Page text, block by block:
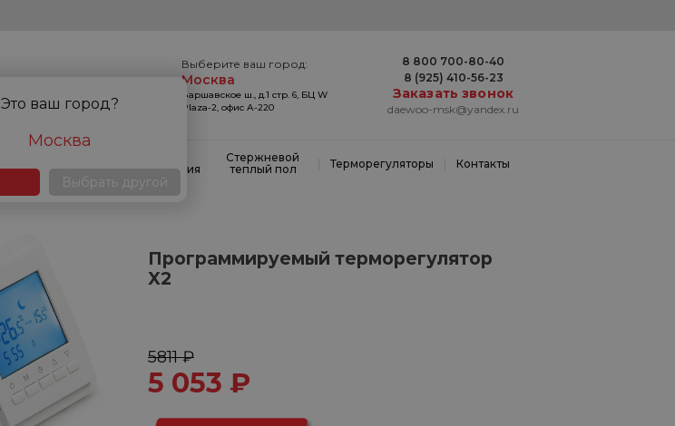
Выберите ваш город:
Москва
Варшавское ш., д.1 стр. 6, БЦ W
Plaza-2, офис А-220
8 800 700-80-40
8 (925) 410-56-23
Заказать звонок
daewoo-msk@yandex.ru
маты
антиобледенения
Стержневой
теплый пол
Терморегуляторы Контакты
Программируемый терморегулятор
X2
5811 ₽
5 053 ₽
Это ваш город?
Москва
Выбрать другой